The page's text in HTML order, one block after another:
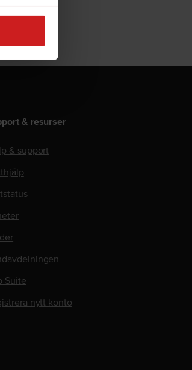
& resurser
& support
Suite
nytt konto